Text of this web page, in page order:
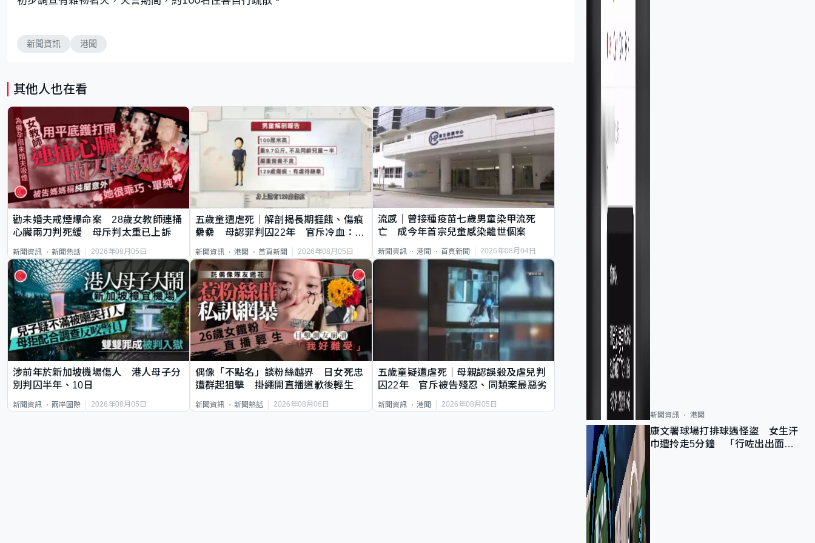
新聞資訊 港聞
其他人也在看
勸未婚夫戒煙爆命案 28歲女教師連捅
心臟兩刀判死緩 母斥判太重已上訴
新聞資訊 新聞熱話 2026年08月05日
五歲童遭虐死｜解剖揭長期捱餓、傷痕
纍纍 母認罪判囚22年 官斥冷血：同
新聞資訊 港聞 首頁新聞 2026年08月05日
流感｜曾接種疫苗七歲男童染甲流死
亡 成今年首宗兒童感染離世個案
新聞資訊 港聞 首頁新聞 2026年08月04日
涉前年於新加坡機場傷人 港人母子分
別判囚半年、10日
新聞資訊 兩岸國際 2026年08月05日
偶像「不點名」談粉絲越界 日女死忠
遭群起狙擊 掛繩開直播道歉後輕生
新聞資訊 新聞熱話 2026年08月06日
五歲童疑遭虐死｜母親認誤殺及虐兒判
囚22年 官斥被告殘忍、同類案最惡劣
新聞資訊 港聞
2026年08月05日
新聞資訊
港聞
康文署球場打排球遇怪盜 女生汗
巾遭拎走5分鐘 「行咗出出面唔